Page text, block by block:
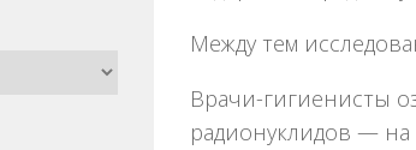
Между тем
Врачи-гигиенисты
радионуклидов — на